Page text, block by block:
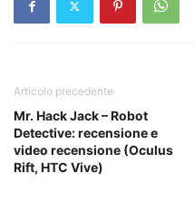
Articolo precedente
Mr. Hack Jack – Robot
Detective: recensione e
video recensione (Oculus
Rift, HTC Vive)